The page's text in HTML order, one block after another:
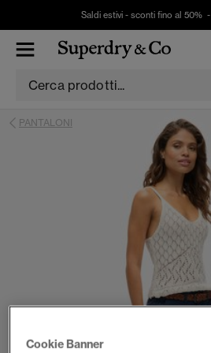
Saldi estivi - sconti fino al 50% -
PANTALONI
Cookie Banner